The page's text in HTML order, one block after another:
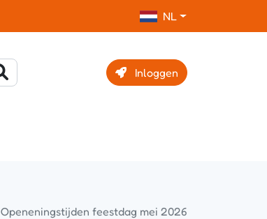
NL
Inloggen
Openeningstijden feestdag mei 2026